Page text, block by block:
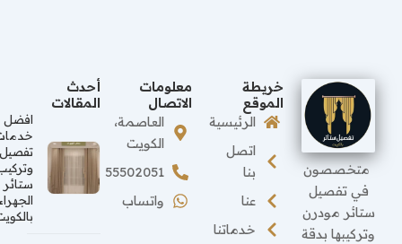
متخصصون
في تفصيل
ستائر مودرن
وتركيبها بدقة
خريطة
الموقع
الرئيسية
اتصل
بنا
عنا
خدماتنا
معلومات
الاتصال
العاصمة،
الكويت
55502051
واتساب
أحدث
المقالات
افضل
خدمات
تفصيل
وتركيب
ستائر
الجهراء
بالكويت